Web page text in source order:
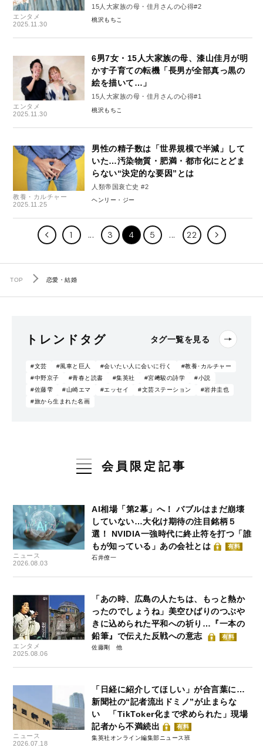
エンタメ
2025.11.30
15人大家族の母・佳月さんの心得#2
桃沢もちこ
エンタメ
2025.11.30
6男7女・15人大家族の母、漆山佳月が明
かす子育ての転機「長男が全部真っ黒の
絵を描いて…」
15人大家族の母・佳月さんの心得#1
桃沢もちこ
教養・カルチャー
2025.11.25
男性の精子数は「世界規模で半減」して
いた…汚染物質・肥満・都市化にとどま
らない“決定的な要因”とは
人類帝国衰亡史 #2
ヘンリー・ジー
1 3 4 5 22
TOP 恋愛・結婚
トレンドタグ タグ一覧を見る
#文芸 #風車と巨人 #会いたい人に会いに行く
#教養･カルチャー
#中野京子
#青春と読書 #集英社 #宮﨑駿の詩学
#小説
#佐藤雫
#山崎エマ #エッセイ #文芸ステーション
#岩井圭也
#旅から生まれた名画
会員限定記事
ニュース
2026.08.03
AI相場「第2幕」へ！ バブルはまだ崩壊
していない…大化け期待の注目銘柄５
選！ NVIDIA一強時代に終止符を打つ「誰
もが知っている」あの会社とは
有料
石井僚一
エンタメ
2025.08.06
「あの時、広島の人たちは、もっと熱か
ったのでしょうね」美空ひばりのつぶや
きに込められた平和への祈り…『一本の
鉛筆』で伝えた反戦への意志
有料
佐藤剛
ニュース
2026.07.18
「日経に紹介してほしい」が合言葉に…
新聞社の“記者流出ドミノ”が止まらな
い 「TikToker化まで求められた」現場
記者から不満続出
有料
集英社オンライン編集部ニュース班